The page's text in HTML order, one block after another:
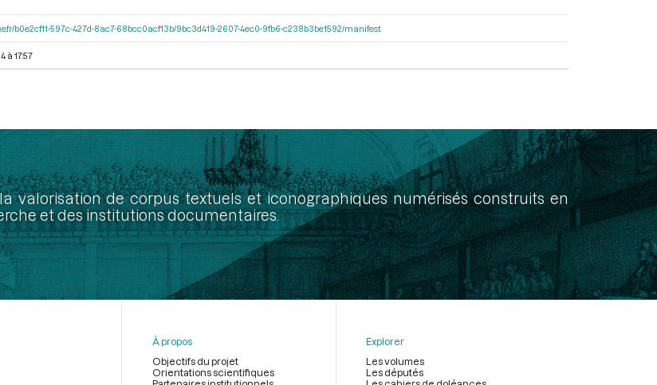
b0e2cf11-597c-427d-8ac7-68bcc0acf13b/9bc3d419-2607-4ec0-9fb6-c238b3be1592/manifest
à 17:57
valorisation de corpus textuels et iconographiques numérisés construits en
et des institutions documentaires.
À propos
Objectifs du projet
Orientations scientifiques
Explorer
Les volumes
Les députés